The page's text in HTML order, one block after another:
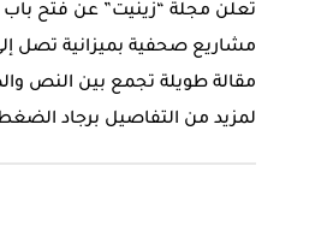
مقالة طويلة تجمع بين النص
لمزيد من التفاصيل برجاد